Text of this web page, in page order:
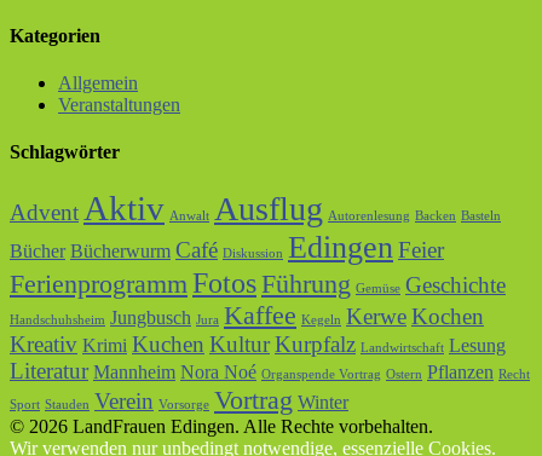
Kategorien
Allgemein
Veranstaltungen
Schlagwörter
AdventAktiv Anwalt Ausflug Autorenlesung Backen Basteln
Bücher Bücherwurm Café Diskussion EdingenFeier
FerienprogrammFotosFührung Gemüse Geschichte
Handschuhsheim Jungbusch Jura Kaffee Kegeln KerweKochen
Kreativ Krimi Kuchen KulturKurpfalz Landwirtschaft Lesung
Literatur Mannheim Nora Noé Organspende Vortrag Ostern Pflanzen Recht
Sport Stauden Verein Vorsorge Vortrag Winter
© 2026 LandFrauen Edingen. Alle Rechte vorbehalten.
Wir verwenden nur unbedingt notwendige, essenzielle Cookies.